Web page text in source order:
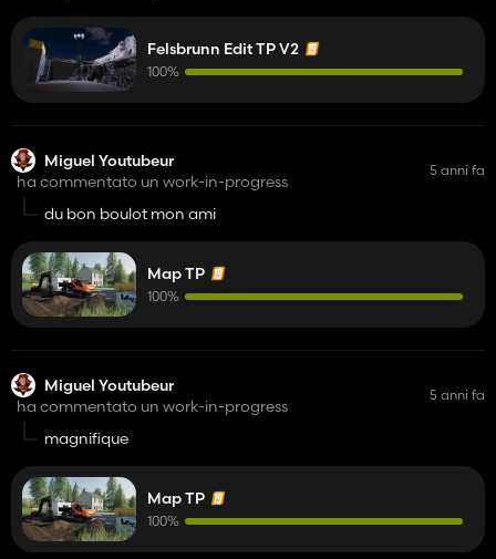
Felsbrunn Edit TP V2
100%
Miguel Youtubeur
ha commentato un work-in-progress
5 anni fa
du bon boulot mon ami
Map TP
100%
Miguel Youtubeur
ha commentato un work-in-progress
5 anni fa
magnifique
Map TP
100%